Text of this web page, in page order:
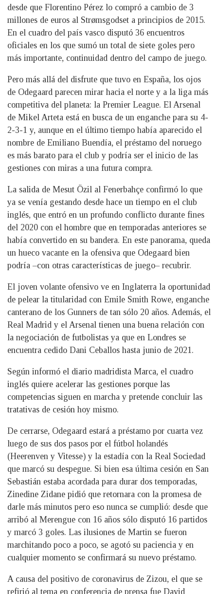
desde que Florentino Pérez lo compró a cambio de 3
millones de euros al Strømsgodset a principios de 2015.
En el cuadro del país vasco disputó 36 encuentros
oficiales en los que sumó un total de siete goles pero
más importante, continuidad dentro del campo de juego.
Pero más allá del disfrute que tuvo en España, los ojos
de Odegaard parecen mirar hacia el norte y a la liga más
competitiva del planeta: la Premier League. El Arsenal
de Mikel Arteta está en busca de un enganche para su 4-
2-3-1 y, aunque en el último tiempo había aparecido el
nombre de Emiliano Buendía, el préstamo del noruego
es más barato para el club y podría ser el inicio de las
gestiones con miras a una futura compra.
La salida de Mesut Özil al Fenerbahçe confirmó lo que
ya se venía gestando desde hace un tiempo en el club
inglés, que entró en un profundo conflicto durante fines
del 2020 con el hombre que en temporadas anteriores se
había convertido en su bandera. En este panorama, queda
un hueco vacante en la ofensiva que Odegaard bien
podría –con otras características de juego– recubrir.
El joven volante ofensivo ve en Inglaterra la oportunidad
de pelear la titularidad con Emile Smith Rowe, enganche
canterano de los Gunners de tan sólo 20 años. Además, el
Real Madrid y el Arsenal tienen una buena relación con
la negociación de futbolistas ya que en Londres se
encuentra cedido Dani Ceballos hasta junio de 2021.
Según informó el diario madridista Marca, el cuadro
inglés quiere acelerar las gestiones porque las
competencias siguen en marcha y pretende concluir las
tratativas de cesión hoy mismo.
De cerrarse, Odegaard estará a préstamo por cuarta vez
luego de sus dos pasos por el fútbol holandés
(Heerenven y Vitesse) y la estadía con la Real Sociedad
que marcó su despegue. Si bien esa última cesión en San
Sebastián estaba acordada para durar dos temporadas,
Zinedine Zidane pidió que retornara con la promesa de
darle más minutos pero eso nunca se cumplió: desde que
arribó al Merengue con 16 años sólo disputó 16 partidos
y marcó 3 goles. Las ilusiones de Martin se fueron
marchitando poco a poco, se agotó su paciencia y en
cualquier momento se confirmará su nuevo préstamo.
A causa del positivo de coronavirus de Zizou, el que se
refirió al tema en conferencia de prensa fue David